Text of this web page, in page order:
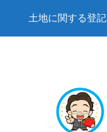
土地に関する登記